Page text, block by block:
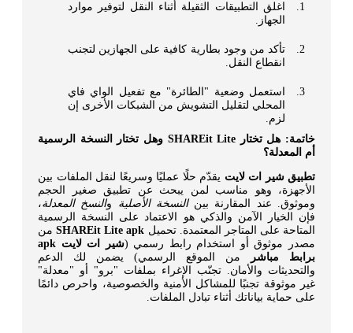
اغلق التطبيقات الثقيلة أثناء النقل لتوفير موارد
الجهاز.
تأكد من وجود بطارية كافية على الجهازين لتجنب
انقطاع النقل.
استعمل وضعية "الطائرة" مع تفعيل الواي فاي
المحلي لتقليل التشويش من الشبكات الأخرى إن
لزم.
خاتمة: هل تختار SHAREit Lite وهل تختار النسخة الرسمية
أم المعدلة؟
تطبيق شير ات لايت يقدّم حلًا عمليًا وسريعًا لنقل الملفات بين
الأجهزة، وهو مناسب لمن يبحث عن تطبيق صغير الحجم
وموثوق. عند المقارنة بينالنسخة الأصلية والنسخ المعدلة،
فإن الخيار الآمن والذكي هو الاعتماد على النسخة الرسمية
المتاحة على المتاجر المعتمدة. تحميل SHAREit Lite apkمن
مصدر موثوق أو استخدام رابط رسمي (
شير ات لايت apk
برابط مباشر
من الموقع الرسمي) يضمن لك الدعم
والتحديثات والأمان. تجنّب الإغراء بملفات "برو" أو "معدلة"
غير موثوقة تجنبًا للمشاكل الأمنية والخصوصية، واحرص دائمًا
على حماية بياناتك أثناء تبادل الملفات.